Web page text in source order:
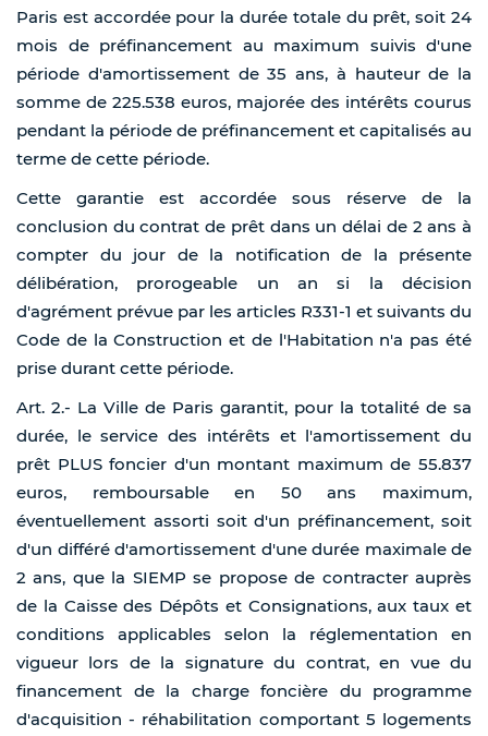
Paris est accordée pour la durée totale du prêt, soit 24
mois de préfinancement au maximum suivis d'une
période d'amortissement de 35 ans, à hauteur de la
somme de 225.538 euros, majorée des intérêts courus
pendant la période de préfinancement et capitalisés au
terme de cette période.
Cette garantie est accordée sous réserve de la
conclusion du contrat de prêt dans un délai de 2 ans à
compter du jour de la notification de la présente
délibération, prorogeable un an si la décision
d'agrément prévue par les articles R331-1 et suivants du
Code de la Construction et de l'Habitation n'a pas été
prise durant cette période.
Art. 2.- La Ville de Paris garantit, pour la totalité de sa
durée, le service des intérêts et l'amortissement du
prêt PLUS foncier d'un montant maximum de 55.837
euros, remboursable en 50 ans maximum,
éventuellement assorti soit d'un préfinancement, soit
d'un différé d'amortissement d'une durée maximale de
2 ans, que la SIEMP se propose de contracter auprès
de la Caisse des Dépôts et Consignations, aux taux et
conditions applicables selon la réglementation en
vigueur lors de la signature du contrat, en vue du
financement de la charge foncière du programme
d'acquisition - réhabilitation comportant 5 logements